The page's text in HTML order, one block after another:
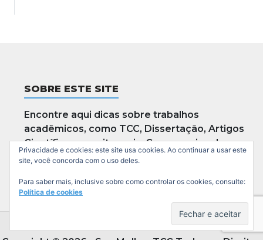
SOBRE ESTE SITE
Encontre aqui dicas sobre trabalhos
acadêmicos, como TCC, Dissertação, Artigos
Científicos e muito mais. Caso preciso dos
serviços especializados entre em contato.
Privacidade e cookies: este site usa cookies. Ao continuar a usar este
site, você concorda com o uso deles.
Para saber mais, inclusive sobre como controlar os cookies, consulte:
Política de cookies